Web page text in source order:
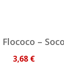
–
3,68 €